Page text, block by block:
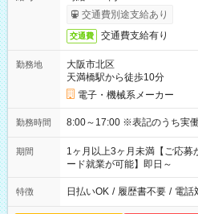
交通費別途支給あり
交通費 交通費支給有り
勤務地
大阪市北区
天満橋駅から徒歩10分
電子・機械系メーカー
勤務時間 8:00～17:00 ※表記のう
期間
1ヶ月以上3ヶ月未満【ご応
ード就業が可能】即日～
特徴 日払いOK / 履歴書不要 / 電話